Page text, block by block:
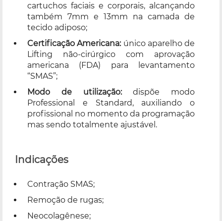
cartuchos faciais e corporais, alcançando
também 7mm e 13mm na camada de
tecido adiposo;
Certificação Americana:único aparelho de
Lifting não-cirúrgico com aprovação
americana (FDA) para levantamento
“SMAS”;
Modo de utilização:dispõe modo
Professional e Standard, auxiliando o
profissional no momento da programação
mas sendo totalmente ajustável.
Indicações
Contração SMAS;
Remoção de rugas;
Neocolagênese;